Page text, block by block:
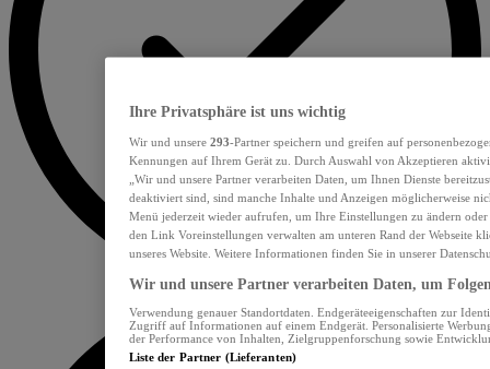
Ihre Privatsphäre ist uns wichtig
Wir und unsere 293-Partner speichern und greifen auf
Kennungen auf Ihrem Gerät zu. Durch Auswahl von Akzeptieren
„Wir und unsere Partner verarbeiten Daten, um Ihnen Dienste
deaktiviert sind, sind manche Inhalte und Anzeigen möglicherweise
Menü jederzeit wieder aufrufen, um Ihre Einstellungen zu ändern
den Link Voreinstellungen verwalten am unteren Rand der Webseite
unseres Website. Weitere Informationen finden Sie in unserer
Wir und unsere Partner verarbeiten Daten, um
Verwendung genauer Standortdaten. Endgeräteeigenschaften zur
Zugriff auf Informationen auf einem Endgerät. Personalisierte
der Performance von Inhalten, Zielgruppenforschung sowie
Liste der Partner (Lieferanten)